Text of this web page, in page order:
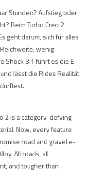
Stunden? Aufstieg oder
Beim Turbo Creo 2
geht darum, sich für alles
wenig
Shock 3.1 führt es die E-
lässt die Rides Realität
2 is a category-defying
Now, every feature
road and gravel e-
All roads, all
and tougher than